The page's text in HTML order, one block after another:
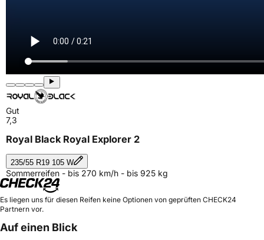
Gut
7,3
Royal Black Royal Explorer 2
235/55 R19 105 W
Sommerreifen - bis 270 km/h - bis 925 kg
Es liegen uns für diesen Reifen keine Optionen von geprüften CHECK24
Partnern vor.
Auf einen Blick